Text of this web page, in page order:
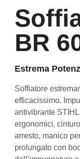
BR
Estrema
Soffiatore
efficacissimo.
antivibrante
ergonomici,
arresto, manico
prolungato con